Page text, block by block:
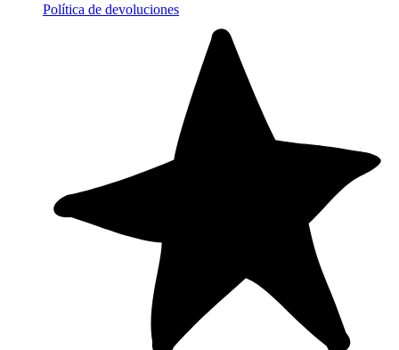
Política de devoluciones